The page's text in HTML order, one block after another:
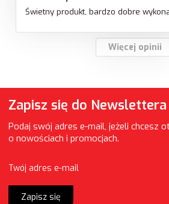
Świetny produkt, bardzo dobre
Więcej opinii
Zapisz się do Newslettera
Podaj swój adres e-mail, jeżeli chcesz
o nowościach i promocjach.
Twój adres e-mail
Zapisz się